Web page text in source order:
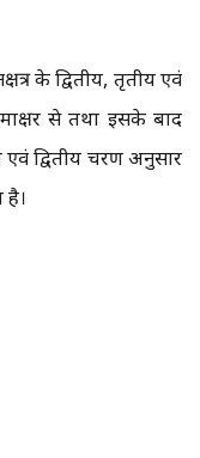
के द्वितीय, तृतीय एवं
से तथा इसके बाद
द्वितीय चरण अनुसार
है।